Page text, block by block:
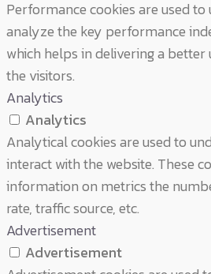
Performance cookies are used
analyze the key performance
which helps in delivering a
the visitors.
Analytics
Analytics
Analytical cookies are used to
interact with the website. These
information on metrics the
rate, traffic source, etc.
Advertisement
Advertisement